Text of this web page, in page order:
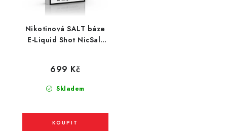
Nikotinová SALT báze
E-Liquid Shot NicSalt
Skladem
699 Kč